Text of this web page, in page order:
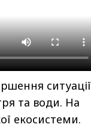
ситуації
та води. На
екосистеми.